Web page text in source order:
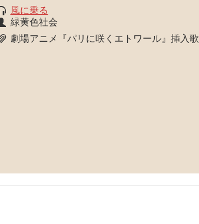
風に乗る
緑黄色社会
劇場アニメ『パリに咲くエトワール』挿入歌